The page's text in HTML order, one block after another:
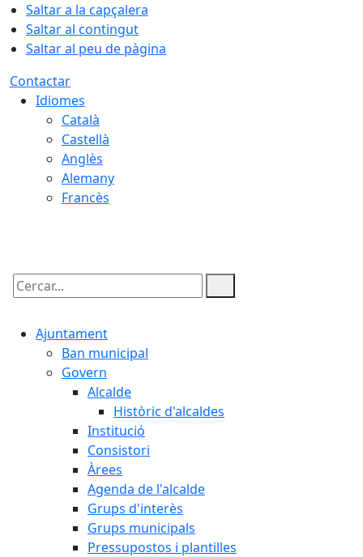
Saltar a la capçalera
Saltar al contingut
Saltar al peu de pàgina
Contactar
Idiomes
Català
Castellà
Anglès
Alemany
Francès
Cercar:
Ajuntament
Ban municipal
Govern
Alcalde
Històric d'alcaldes
Institució
Consistori
Àrees
Agenda de l'alcalde
Grups d'interès
Grups municipals
Pressupostos i plantilles